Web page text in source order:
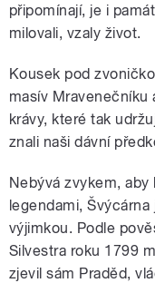
připomínají, je i
milovali, vzaly život.
Kousek pod
masív Mravenečníku
krávy, které tak
znali naši dávní
Nebývá zvykem, aby
legendami,
výjimkou. Podle
Silvestra roku 1799
zjevil sám Praděd,